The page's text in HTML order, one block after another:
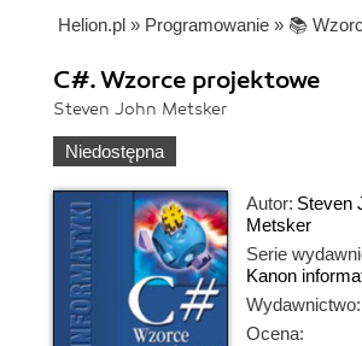
Helion.pl » Programowanie » 📚
C#. Wzorce projektowe
Steven John Metsker
Niedostępna
Autor: Steven
Metsker
Serie
Kanon
Wydawnictwo:
Ocena: